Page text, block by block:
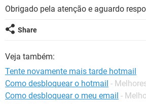
Obrigado pela atenção e aguardo
Share
Veja também:
Tente novamente mais tarde hotmail
Como desbloquear o hotmail -
Como desbloquear o meu email -